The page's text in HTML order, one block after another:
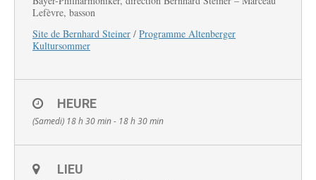
Lefèvre, basson
Site de Bernhard Steiner / Programme Altenberger
Kultursommer
HEURE
(Samedi) 18 h 30 min - 18 h 30 min
LIEU